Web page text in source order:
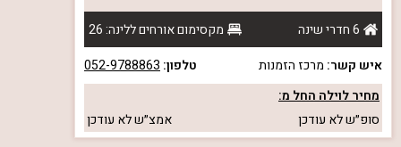
6 חדרי שינה
מקסימום אורחים ללינה: 26
איש קשר: מרכז הזמנות טלפון: 052-9788863
מחיר לוילה החל מ:
סופ״שלא עודכן אמצ״שלא עודכן